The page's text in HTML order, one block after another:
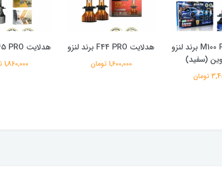
هدلایت M100 Pro برند لنزو هدلایت F44 PRO برند لنزو
1,600,000 تومان
هدلایت F45 PRO برند لنزو
1,860,000 تومان